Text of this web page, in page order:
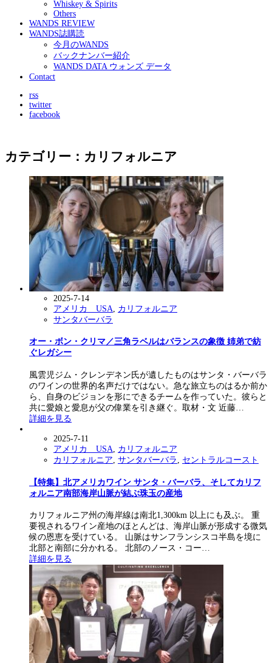
Whiskey & Spirits
Others
WANDS REVIEW
WANDS誌購読
今月のWANDS
バックナンバー紹介
WANDS DATA ウォンズ データ
Contact
rss
twitter
facebook
カテゴリー：カリフォルニア
2025-7-14
アメリカ USA
カリフォルニア
サンタバーバラ
オー・ボン・クリマ／三角ラベルはバランスの象徴 姉弟で紡
ぐレガシー
風雲児ジム・クレンデネン氏が遺したものはサンタ・バーバラ
のワインの世界的名声だけではない。急な旅立ちのはるか前か
ら、自身のビジョンを形にできるチームを作っていた。彼らと
共に愛娘と愛息が父の偉業を引き継ぐ。取材・文 近藤…
詳細を見る
2025-7-11
アメリカ USA
カリフォルニア
カリフォルニア サンタバーバラ セントラルコースト
【特集】北アメリカワイン サンタ・バーバラ、そしてカリフ
ォルニア南部海岸山脈が結ぶ珠玉の産地
カリフォルニア州の海岸線は南北1,300km 以上にも及ぶ。 重
要視されるワイン産地のほとんどは、海岸山脈が形成する微気
候の恩恵を受けている。 山脈はサンフランシスコ半島を境に
北部と南部に分かれる。 北部のノース・コー…
詳細を見る